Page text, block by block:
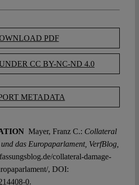
PDF
CC BY-NC-ND 4.0
METADATA
Mayer, Franz C.: Collateral
das Europaparlament, VerfBlog,
collateral-damage-
, DOI:
0.